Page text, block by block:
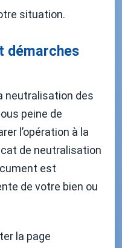
situation.
démarches
neutralisation des
peine de
l’opération à la
de neutralisation
est
de votre bien ou
la page